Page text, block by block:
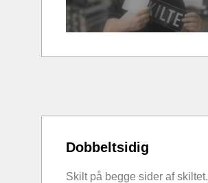
Dobbeltsidig
Skilt på begge sider af skiltet.